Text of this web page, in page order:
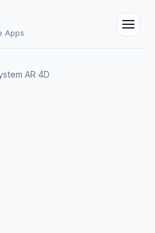
Apps
AR 4D